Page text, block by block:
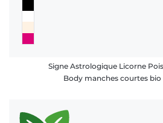
Signe Astrologique Licorne
Body manches courtes bio